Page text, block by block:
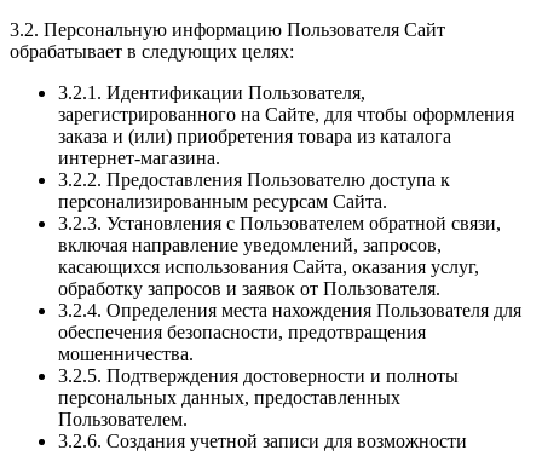
3.2. Персональную информацию Пользователя Сайт
обрабатывает в следующих целях:
3.2.1. Идентификации Пользователя,
зарегистрированного на Сайте, для чтобы оформления
заказа и (или) приобретения товара из каталога
интернет-магазина.
3.2.2. Предоставления Пользователю доступа к
персонализированным ресурсам Сайта.
3.2.3. Установления с Пользователем обратной связи,
включая направление уведомлений, запросов,
касающихся использования Сайта, оказания услуг,
обработку запросов и заявок от Пользователя.
3.2.4. Определения места нахождения Пользователя для
обеспечения безопасности, предотвращения
мошенничества.
3.2.5. Подтверждения достоверности и полноты
персональных данных, предоставленных
Пользователем.
3.2.6. Создания учетной записи для возможности